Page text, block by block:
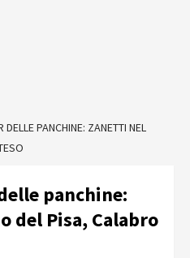
DELLE PANCHINE: ZANETTI NEL
panchine:
del Pisa, Calabro